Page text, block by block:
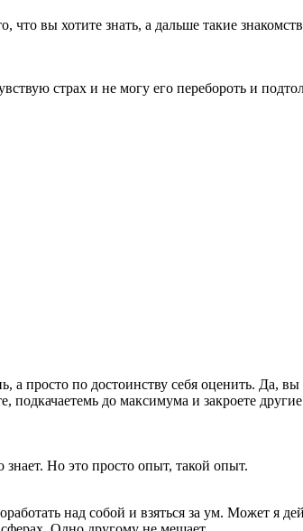
вы хотите знать, а дальше такие
страх и не могу его перебороть и
просто по достоинству себя оценить. Да, вы
до максимума и закроете
знает. Но это просто опыт, такой опыт.
над собой и взяться за ум. Может я